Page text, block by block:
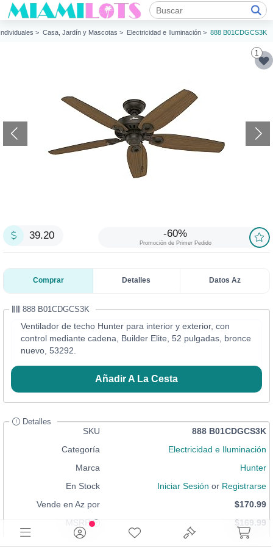
> Casa, Jardín y Mascotas > Electricidad e Iluminación > 888 B01CDGCS3K
1
39.20 -60%
Promoción de Primer Pedido
Comprar Detalles Datos Az
888 B01CDGCS3K
Ventilador de techo Hunter para interior y exterior, con
control mediante cadena, Builder Elite, 52 pulgadas, bronce
nuevo, 53292.
Añadir A La Cesta
Detalles
SKU
888 B01CDGCS3K
Categoría
Electricidad e Iluminación
Marca
Hunter
En Stock
Iniciar Sesión or Registrarse
Vende en Az por
$170.99
MSRP
$169.99
Condición
Nuevo